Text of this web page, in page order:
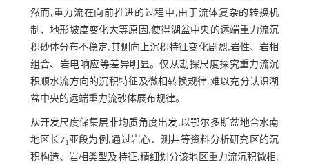
然而,重力流在向前推进的过程中,由于流体复杂的转换机
制、地形坡度变化大等原因,使得湖盆中央的远端重力流沉
积砂体分布不稳定,其侧向上沉积特征变化剧烈,岩性、岩相
组合、岩电响应等差异明显。仅从勘探尺度探究重力流沉
积顺水流方向的沉积特征及微相转换规律,难以充分认识湖
盆中央的远端重力流砂体展布规律。
从开发尺度储集层非均质角度出发,以鄂尔多斯盆地合水南
地区长71亚段为例,通过岩心、测井等资料分析研究区的沉
积构造、岩相类型及特征,精细划分该地区重力流沉积微相,